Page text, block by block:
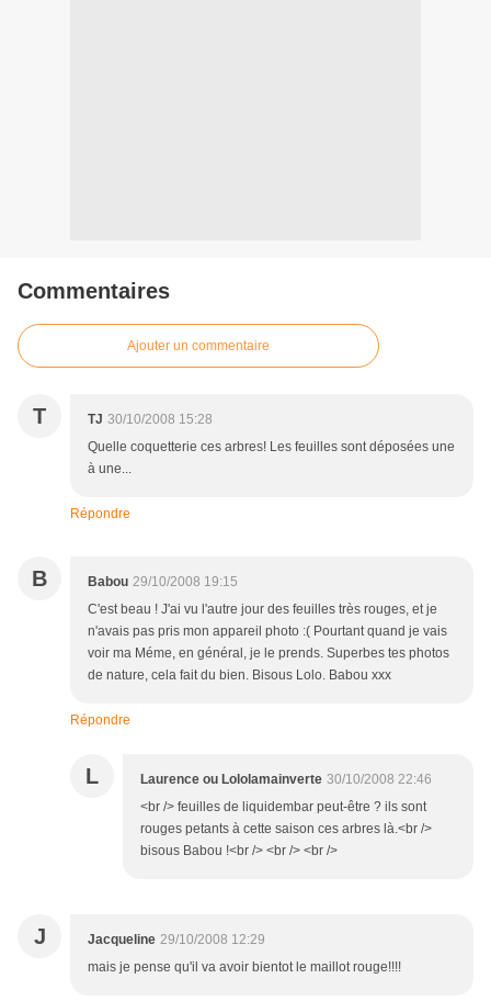
Commentaires
Ajouter un commentaire
T TJ 30/10/2008 15:28
Quelle coquetterie ces arbres! Les feuilles sont déposées une
à une...
Répondre
B Babou 29/10/2008 19:15
C'est beau ! J'ai vu l'autre jour des feuilles très rouges, et je
n'avais pas pris mon appareil photo :( Pourtant quand je vais
voir ma Méme, en général, je le prends. Superbes tes photos
de nature, cela fait du bien. Bisous Lolo. Babou xxx
Répondre
L Laurence ou Lololamainverte 30/10/2008 22:46
<br /> feuilles de liquidembar peut-être ? ils sont
rouges petants à cette saison ces arbres là.<br />
bisous Babou !<br /> <br /> <br />
J Jacqueline 29/10/2008 12:29
mais je pense qu'il va avoir bientot le maillot rouge!!!!